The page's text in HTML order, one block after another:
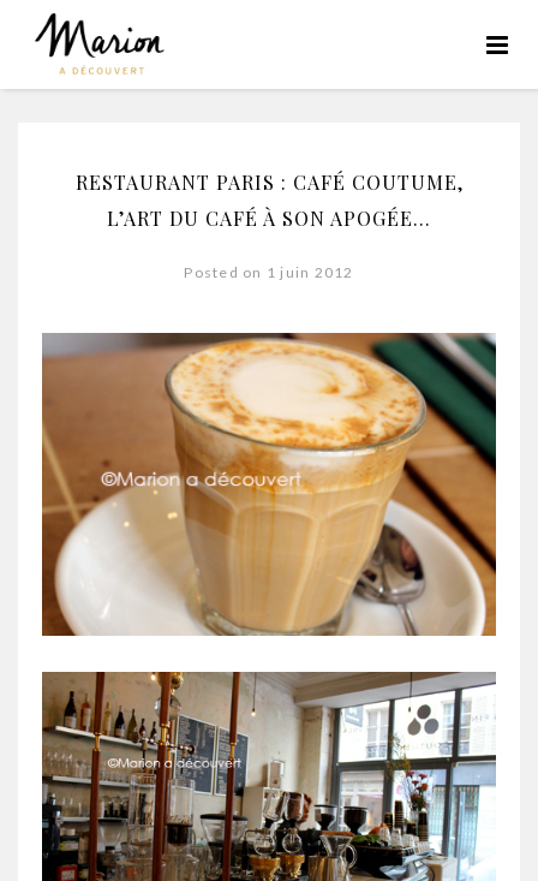
RESTAURANT PARIS : CAFÉ COUTUME,
L’ART DU CAFÉ À SON APOGÉE…
Posted on 1 juin 2012